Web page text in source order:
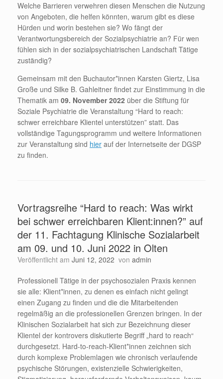
Welche Barrieren verwehren diesen Menschen die Nutzung
von Angeboten, die helfen könnten, warum gibt es diese
Hürden und worin bestehen sie? Wo fängt der
Verantwortungsbereich der Sozialpsychiatrie an? Für wen
fühlen sich in der sozialpsychiatrischen Landschaft Tätige
zuständig?
Gemeinsam mit den Buchautor*innen Karsten Giertz, Lisa
Große und Silke B. Gahleitner findet zur Einstimmung in die
Thematik am 09. November 2022 über die Stiftung für
Soziale Psychiatrie die Veranstaltung “Hard to reach:
schwer erreichbare Klientel unterstützen” statt. Das
vollständige Tagungsprogramm und weitere Informationen
zur Veranstaltung sind hier auf der Internetseite der DGSP
zu finden.
Vortragsreihe “Hard to reach: Was wirkt
bei schwer erreichbaren Klient:innen?” auf
der 11. Fachtagung Klinische Sozialarbeit
am 09. und 10. Juni 2022 in Olten
Veröffentlicht am Juni 12, 2022 von admin
Professionell Tätige in der psychosozialen Praxis kennen
sie alle: Klient*innen, zu denen es einfach nicht gelingt
einen Zugang zu finden und die die Mitarbeitenden
regelmäßig an die professionellen Grenzen bringen. In der
Klinischen Sozialarbeit hat sich zur Bezeichnung dieser
Klientel der kontrovers diskutierte Begriff „hard to reach“
durchgesetzt. Hard-to-reach-Klient*innen zeichnen sich
durch komplexe Problemlagen wie chronisch verlaufende
psychische Störungen, existenzielle Schwierigkeiten,